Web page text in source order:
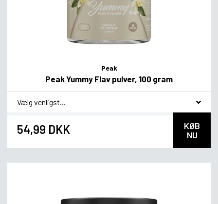
Peak
Peak Yummy Flav pulver, 100 gram
* smag
54,99 DKK
KØB
NU